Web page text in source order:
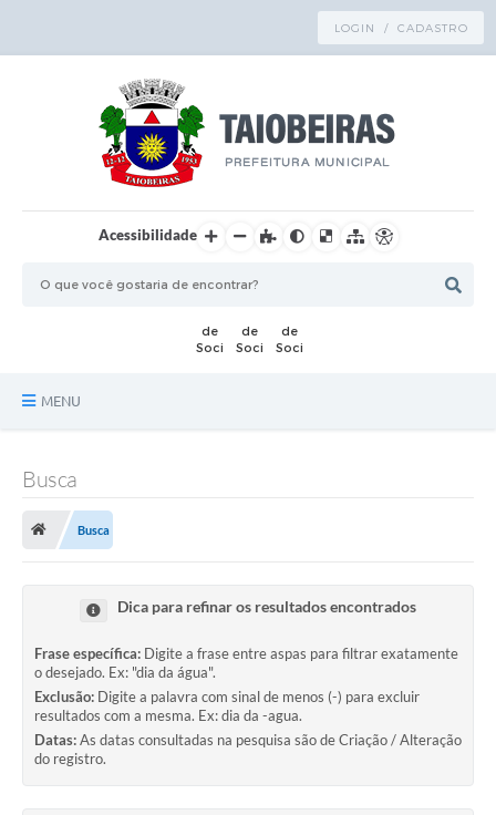
LOGIN / CADASTRO
Acessibilidade
MENU
Publicações
Mapa do Site
Ouvidoria
SIC
Busca
Busca
Dica para refinar os resultados encontrados
Frase específica: Digite a frase entre aspas para filtrar exatamente
o desejado. Ex: "dia da água".
Exclusão: Digite a palavra com sinal de menos (-) para excluir
resultados com a mesma. Ex: dia da -agua.
Datas:As datas consultadas na pesquisa são de Criação / Alteração
do registro.